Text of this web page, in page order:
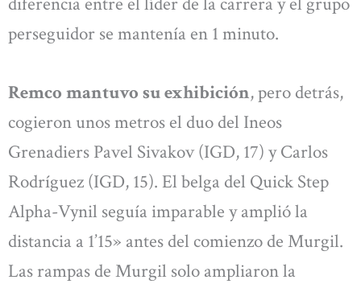
perseguidor se mantenía en 1 minuto.
Remco mantuvo su exhibición, pero detrás,
cogieron unos metros el duo del Ineos
Grenadiers Pavel Sivakov (IGD, 17) y Carlos
Rodríguez (IGD, 15). El belga del Quick Step
Alpha-Vynil seguía imparable y amplió la
distancia a 1’15» antes del comienzo de Murgil.
Las rampas de Murgil solo ampliaron la